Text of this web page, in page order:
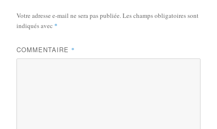
Votre adresse e-mail ne sera pas publiée.Les champs obligatoires sont
indiqués avec *
COMMENTAIRE *